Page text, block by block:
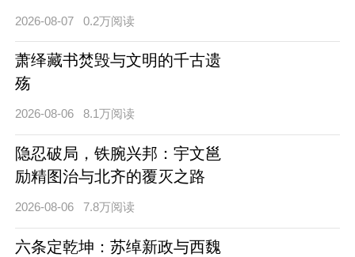
2026-08-07 0.2万阅读
萧绎藏书焚毁与文明的千古遗
殇
2026-08-06 8.1万阅读
隐忍破局，铁腕兴邦：宇文邕
励精图治与北齐的覆灭之路
2026-08-06 7.8万阅读
六条定乾坤：苏绰新政与西魏